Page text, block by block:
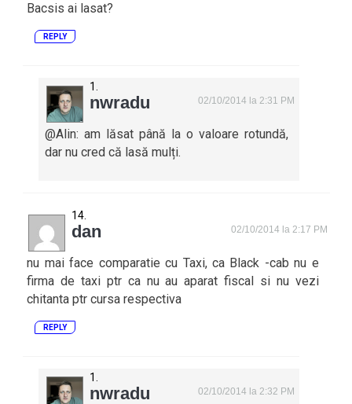
Bacsis ai lasat?
REPLY
nwradu 02/10/2014 la 2:31 PM
@Alin: am lăsat până la o valoare rotundă,
dar nu cred că lasă mulți.
dan 02/10/2014 la 2:17 PM
nu mai face comparatie cu Taxi, ca Black -cab nu e
firma de taxi ptr ca nu au aparat fiscal si nu vezi
chitanta ptr cursa respectiva
REPLY
nwradu 02/10/2014 la 2:32 PM